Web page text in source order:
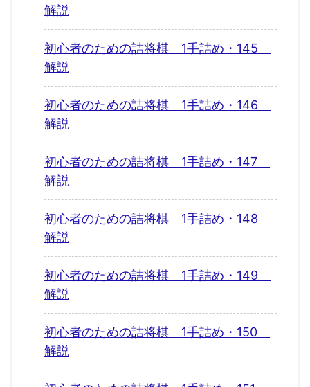
解説
初心者のための詰将棋 1手詰め・145
解説
初心者のための詰将棋 1手詰め・146
解説
初心者のための詰将棋 1手詰め・147
解説
初心者のための詰将棋 1手詰め・148
解説
初心者のための詰将棋 1手詰め・149
解説
初心者のための詰将棋 1手詰め・150
解説